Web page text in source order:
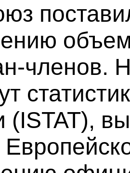
членов.
(ISTAT),